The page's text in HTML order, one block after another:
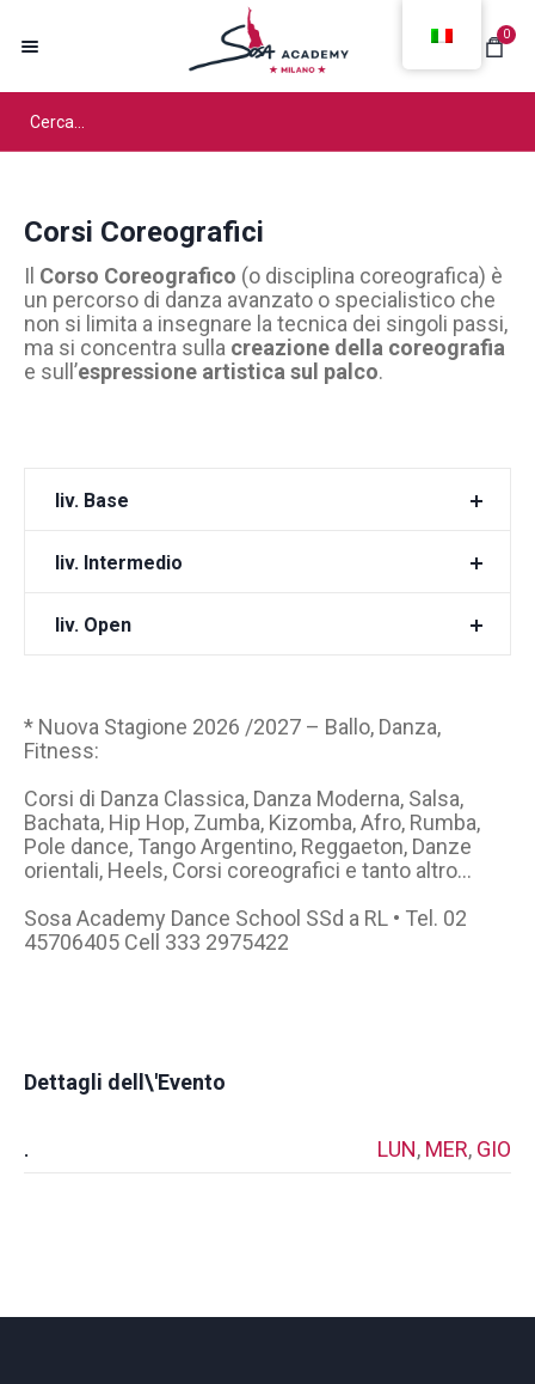
0
Corsi Coreografici
Il Corso Coreografico (o disciplina coreografica) è
un percorso di danza avanzato o specialistico che
non si limita a insegnare la tecnica dei singoli passi,
ma si concentra sulla creazione della coreografia
e sull’espressione artistica sul palco.
liv. Base
liv. Intermedio
liv. Open
* Nuova Stagione 2026 /2027 – Ballo, Danza,
Fitness:
Corsi di Danza Classica, Danza Moderna, Salsa,
Bachata, Hip Hop, Zumba, Kizomba, Afro, Rumba,
Pole dance, Tango Argentino, Reggaeton, Danze
orientali, Heels, Corsi coreografici e tanto altro…
Sosa Academy Dance School SSd a RL • Tel. 02
45706405 Cell 333 2975422
Dettagli dell\'Evento
. LUN, MER, GIO